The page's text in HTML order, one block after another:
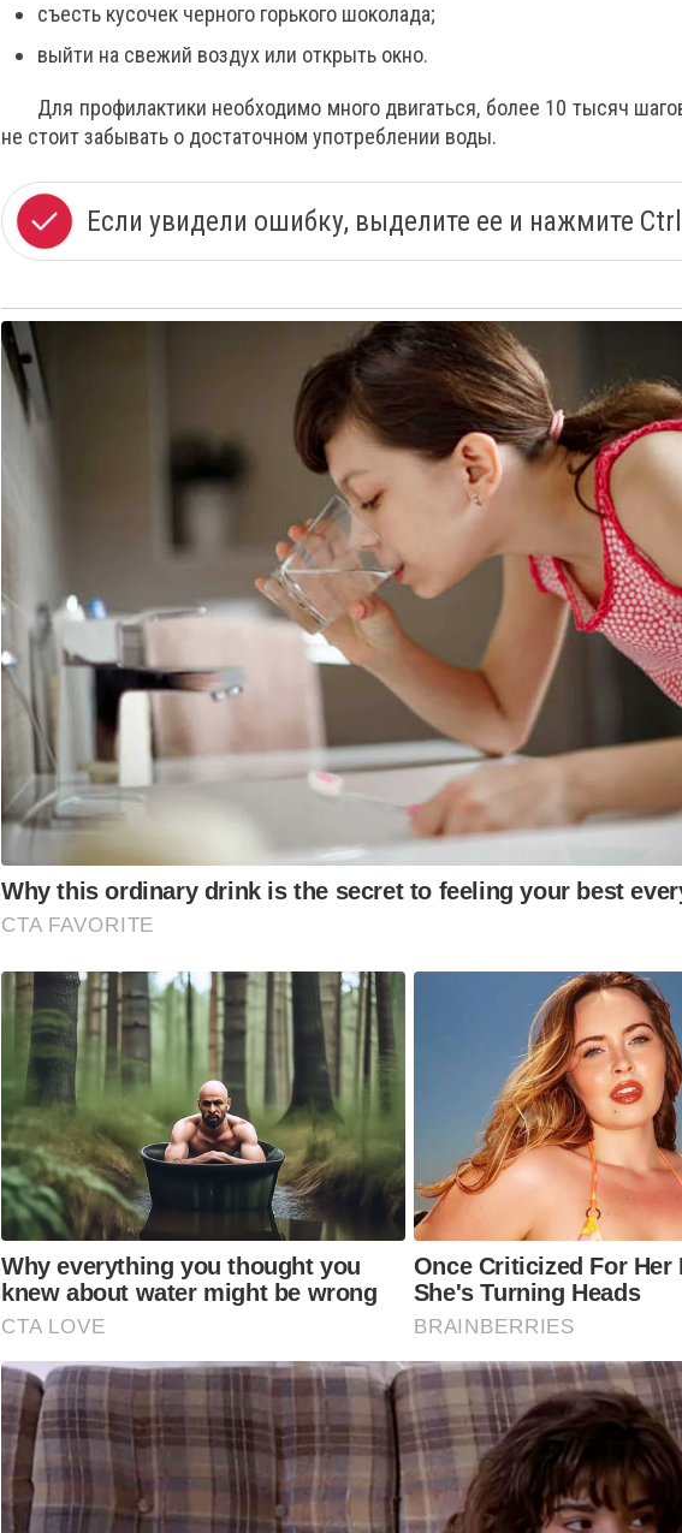
съесть кусочек черного горького шоколада;
выйти на свежий воздух или открыть окно.
Для профилактики необходимо много двигаться, более 10 тысяч
не стоит забывать о достаточном употреблении воды.
Если увидели ошибку, выделите ее и нажмите
Why this ordinary drink is the secret to feeling your best
CTA FAVORITE
Why everything you thought you
knew about water might be wrong
CTA LOVE
Once Criticized For Her
She's Turning Heads
BRAINBERRIES